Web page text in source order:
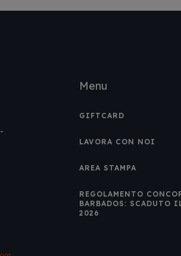
Menu
GIFTCARD
LAVORA CON NOI
AREA STAMPA
REGOLAMENTO
BARBADOS: SCADUTO
2026